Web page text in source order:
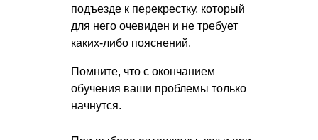
подъезде к перекрестку, который
для него очевиден и не требует
каких-либо пояснений.
Помните, что с окончанием
обучения ваши проблемы только
начнутся.